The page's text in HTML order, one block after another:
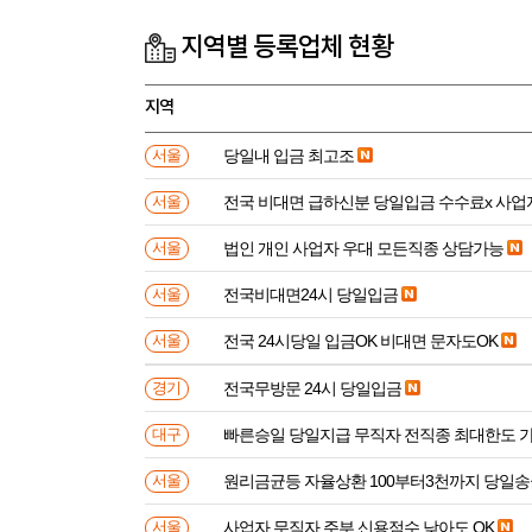
지역별 등록업체 현황
지역
서울 당일내 입금 최고조
서울 전국 비대면 급하신분
서울 법인 개인 사업자 우대 모든직종 상담가능
서울 전국비대면24시 당일입금
서울 전국 24시당일 입금OK 비대면 문자도OK
경기 전국무방문 24시 당일입금
대구 빠른승일 당일지급 무직자 전직종 최대한도
서울 원리금균등 자율상환 100부터3천까지 당일
서울 사업자 무직자 주부 신용점수 낮아도 OK